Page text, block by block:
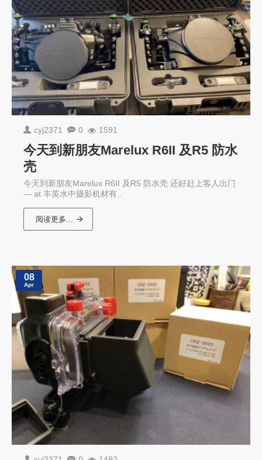
cyj2371 0 1591
今天到新朋友Marelux R6II 及R5 防水
壳
今天到新朋友Marelux R6II 及R5 防水壳 还好赶上客人出门
— at 丰英水中摄影机材有..
阅读更多...
08
Apr